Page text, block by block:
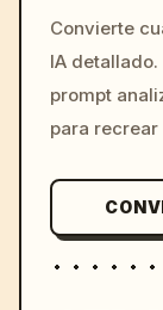
Convierte
IA
prompt
para